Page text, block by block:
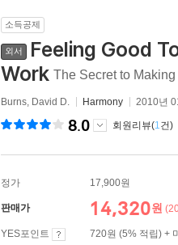
소득공제
외서
Feeling Good
Work The Secret to
Burns, David D. Harmony 2010년
8.0 회원리뷰(1건)
정가 17,900원
판매가 14,320원
YES포인트
720원 (5% 적립) +